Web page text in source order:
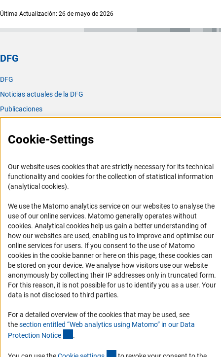
Última Actualización: 26 de mayo de 2026
DFG
DFG
Noticias actuales de la DFG
Publicaciones
Oficina para América Latina
Organizaciones asociadas
Representantes Academicos
Contacto
Fomento
1. Cooperación con investigadores alemanes
2. Investigar en Alemania
Chamadas abertas e Informes para Cientistas
Newsletter
Suscríbase a nuestro boletín de noticias
Suscríbase boletín
Cookie-Settings
Our website uses cookies that are strictly necessary for its technical
functionality and cookies for the collection of statistical information
(analytical cookies).
We use the Matomo analytics service on our websites to analyse the
use of our online services. Matomo generally operates without
cookies(Anc
. Analytical cookies help us gain a better understanding of
how our websites are used, enabling us to improve and optimise our
online services for users. If you consent to the use of Matomo
cookies in the cookie banner or here on this page, these cookies can
be stored on your device. We analyse how visitors use our website
anonymously by collecting their IP addresses only in truncated form.
For this reason, it is not possible for us to identify you as a user. Your
data is not disclosed to third parties.
For a detailed overview of the cookies that may be used, see
thesection entitled “Web analytics using Matomo” in our Data
Protection Notice .
(externer Link)